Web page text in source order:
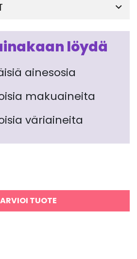
löydä
ainesosia
makuaineita
väriaineita
ARVIOI TUOTE